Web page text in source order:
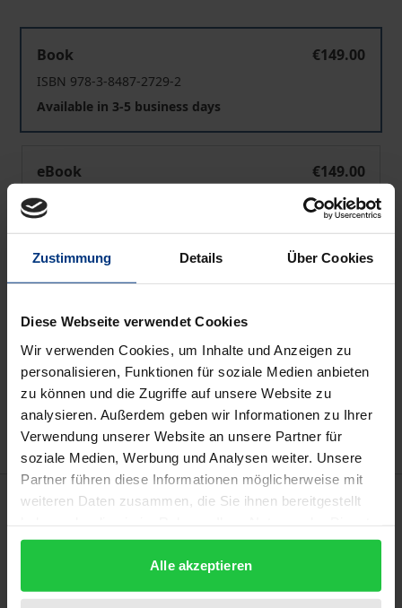
Zustimmung Details Über Cookies
Diese Webseite verwendet Cookies
Wir verwenden Cookies, um Inhalte und Anzeigen zu
personalisieren, Funktionen für soziale Medien anbieten
zu können und die Zugriffe auf unsere Website zu
analysieren. Außerdem geben wir Informationen zu Ihrer
Verwendung unserer Website an unsere Partner für
soziale Medien, Werbung und Analysen weiter. Unsere
Partner führen diese Informationen möglicherweise mit
weiteren Daten zusammen, die Sie ihnen bereitgestellt
gesammelt haben.
Alle akzeptieren
Book
€149.00
ISBN 978-3-8487-2729-2
Available in 3-5 business days
eBook
€149.00
ISBN 978-3-8452-7073-9
Available
Prices include VAT. Depending on the delivery address, VAT
Add to Cart
Add to Wish List
Delivery cost notice
Description
German labour law by the Equal Treatment Act
(Allgemeines Gleichbehandlungsgesetz) in 2006.